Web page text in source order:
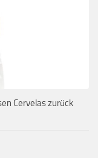
Cervelas zurück